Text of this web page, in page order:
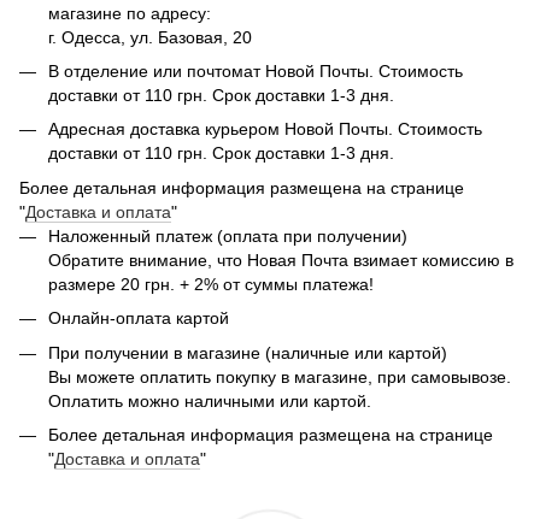
магазине по адресу:
г. Одесса, ул. Базовая, 20
В отделение или почтомат Новой Почты. Стоимость
доставки от 110 грн. Срок доставки 1-3 дня.
Адресная доставка курьером Новой Почты. Стоимость
доставки от 110 грн. Срок доставки 1-3 дня.
Более детальная информация размещена на странице
"Доставка и оплата"
Наложенный платеж (оплата при получении)
Обратите внимание, что Новая Почта взимает комиссию в
размере 20 грн. + 2% от суммы платежа!
Онлайн-оплата картой
При получении в магазине (наличные или картой)
Вы можете оплатить покупку в магазине, при самовывозе.
Оплатить можно наличными или картой.
Более детальная информация размещена на странице
"Доставка и оплата"